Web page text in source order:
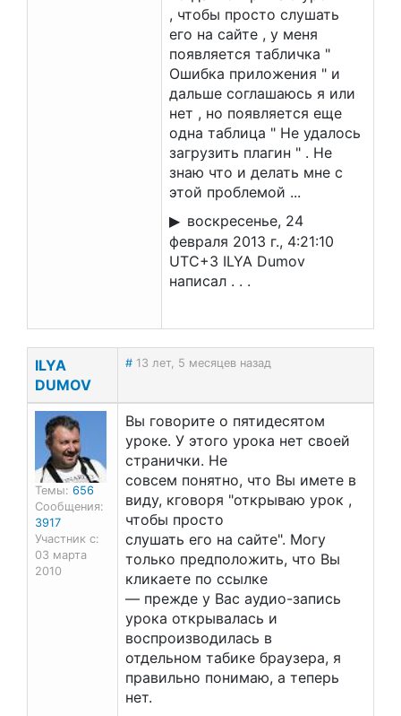
, чтобы просто слушать
его на сайте , у меня
появляется табличка "
Ошибка приложения " и
дальше соглашаюсь я или
нет , но появляется еще
одна таблица " Не удалось
загрузить плагин " . Не
знаю что и делать мне с
этой проблемой ...
воскресенье, 24
февраля 2013 г., 4:21:10
UTC+3 ILYA Dumov
написал . . .
ILYA
DUMOV
# 13 лет, 5 месяцев назад
Темы: 656
Сообщения:
3917
Участник с:
03 марта
2010
Вы говорите о пятидесятом
уроке. У этого урока нет своей
странички. Не
совсем понятно, что Вы имете в
виду, кговоря "открываю урок ,
чтобы просто
слушать его на сайте". Могу
только предположить, что Вы
кликаете по ссылке
— прежде у Вас аудио-запись
урока открывалась и
воспроизводилась в
отдельном табике браузера, я
правильно понимаю, а теперь
нет.